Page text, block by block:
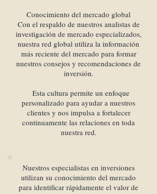
Conocimiento del mercado global
Con el respaldo de nuestros analistas de
investigación de mercado especializados,
nuestra red global utiliza la información
más reciente del mercado para formar
nuestros consejos y recomendaciones de
inversión.
Esta cultura permite un enfoque
personalizado para ayudar a nuestros
clientes y nos impulsa a fortalecer
continuamente las relaciones en toda
nuestra red.
Nuestros especialistas en inversiones
utilizan su conocimiento del mercado
para identificar rápidamente el valor de